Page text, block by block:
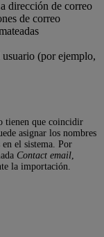
dirección de correo
de correo
(por ejemplo,
tienen que coincidir
asignar los nombres
en el sistema. Por
Contact email
la importación.